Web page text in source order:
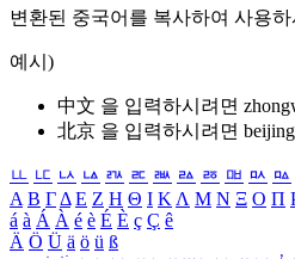
변환된 중국어를 복사하여 사용
예시)
中文 을 입력하시려면
北京 을 입력하시려면 beijing
ㅥ ㅦ ㅧ ㅨ ㅩ ㅪ ㅫ ㅬ ㅭ ㅮ ㅯ ㅰ
Α Β ΓΔ Ε Ζ Η Θ Ι ΚΛ Μ Ν Ξ Ο Π
á à Á À é è É È ç Ç ê
Ä Ö Ü ä ö ü ß